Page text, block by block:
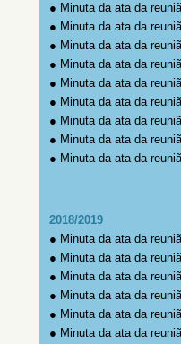
● Minuta da ata da
● Minuta da ata da
● Minuta da ata da
● Minuta da ata da
● Minuta da ata da
● Minuta da ata da
● Minuta da ata da
● Minuta da ata da
● Minuta da ata da
2018/2019
● Minuta da ata da
● Minuta da ata da
● Minuta da ata da
● Minuta da ata da
● Minuta da ata da
● Minuta da ata da